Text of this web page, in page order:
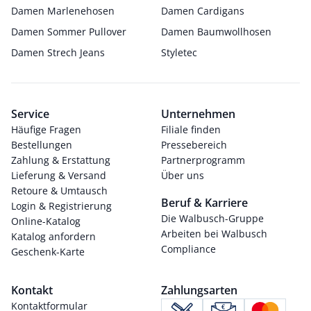
Damen Marlenehosen
Damen Cardigans
Damen Sommer Pullover
Damen Baumwollhosen
Damen Strech Jeans
Styletec
Service
Häufige Fragen
Bestellungen
Zahlung & Erstattung
Lieferung & Versand
Retoure & Umtausch
Login & Registrierung
Online-Katalog
Katalog anfordern
Geschenk-Karte
Unternehmen
Filiale finden
Pressebereich
Partnerprogramm
Über uns
Beruf & Karriere
Die Walbusch-Gruppe
Arbeiten bei Walbusch
Compliance
Kontakt
Kontaktformular
Zahlungsarten